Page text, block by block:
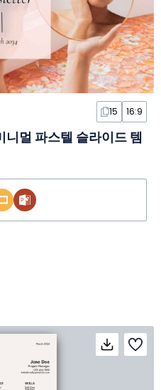
15 16:9
니멀 파스텔 슬라이드 템